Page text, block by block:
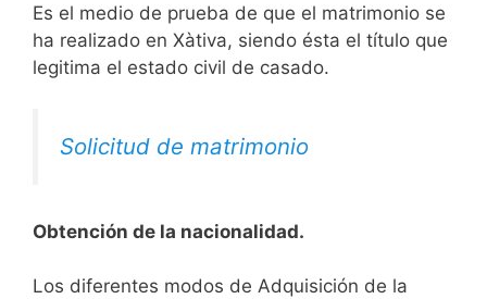
Es el medio de prueba de que el matrimonio se
ha realizado en Xàtiva, siendo ésta el título que
legitima el estado civil de casado.
Solicitud de matrimonio
Obtención de la nacionalidad.
​​​Los diferentes modos de Adquisición de la